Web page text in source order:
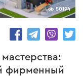
50194
фирменный